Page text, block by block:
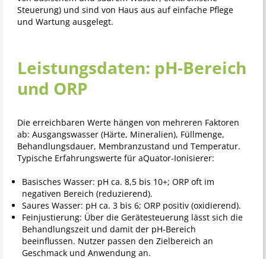
Steuerung) und sind von Haus aus auf einfache Pflege
und Wartung ausgelegt.
Leistungsdaten: pH-Bereich
und ORP
Die erreichbaren Werte hängen von mehreren Faktoren
ab: Ausgangswasser (Härte, Mineralien), Füllmenge,
Behandlungsdauer, Membranzustand und Temperatur.
Typische Erfahrungswerte für aQuator-Ionisierer:
Basisches Wasser: pH ca. 8,5 bis 10+; ORP oft im
negativen Bereich (reduzierend).
Saures Wasser: pH ca. 3 bis 6; ORP positiv (oxidierend).
Feinjustierung: Über die Gerätesteuerung lässt sich die
Behandlungszeit und damit der pH-Bereich
beeinflussen. Nutzer passen den Zielbereich an
Geschmack und Anwendung an.